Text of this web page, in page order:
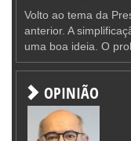
Volto ao tema da
anterior. A
uma boa ideia. O
OPINIÃO